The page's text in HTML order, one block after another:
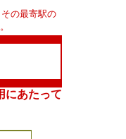
の最寄駅の
にあたって